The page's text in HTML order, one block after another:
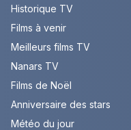
Historique TV
Films à venir
Meilleurs films TV
Nanars TV
Films de Noël
Anniversaire des stars
Météo du jour